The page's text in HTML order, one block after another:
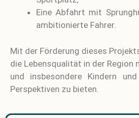
Eine Abfahrt mit
ambitionierte Fahrer.
Mit der Förderung dieses
die Lebensqualität in der Region
und insbesondere Kindern
Perspektiven zu bieten.